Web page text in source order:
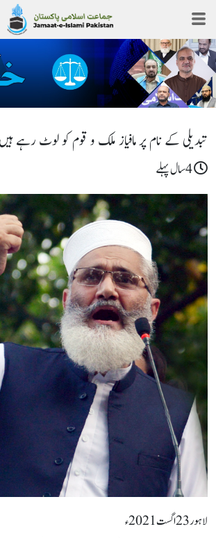
تبدیلی کے نام پر مافیاز ملک و قوم کو لوٹ رہے
لاہور23اگست2021ء